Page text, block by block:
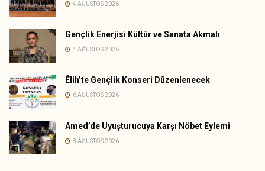
4 AĞUSTOS 2026
Gençlik Enerjisi Kültür ve Sanata Akmalı
4 AĞUSTOS 2026
Êlih’te Gençlik Konseri Düzenlenecek
6 AĞUSTOS 2026
Amed’de Uyuşturucuya Karşı Nöbet Eylemi
8 AĞUSTOS 2026